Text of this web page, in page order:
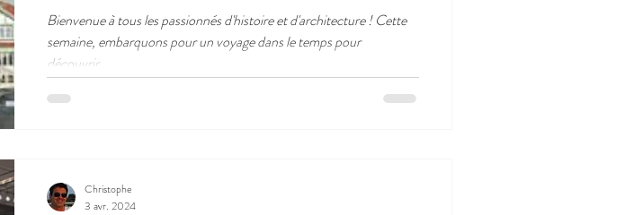
Bienvenue à tous les passionnés d'histoire et d'architecture ! Cette
semaine, embarquons pour un voyage dans le temps pour
découvrir...
Christophe
3 avr. 2024